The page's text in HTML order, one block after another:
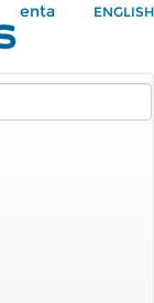
Cuenta ENGLISH